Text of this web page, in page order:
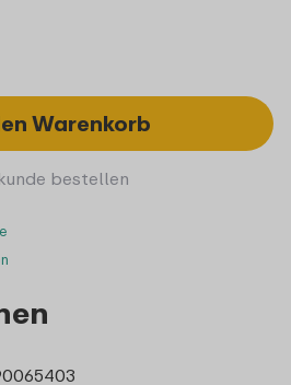
Warenkorb
bestellen